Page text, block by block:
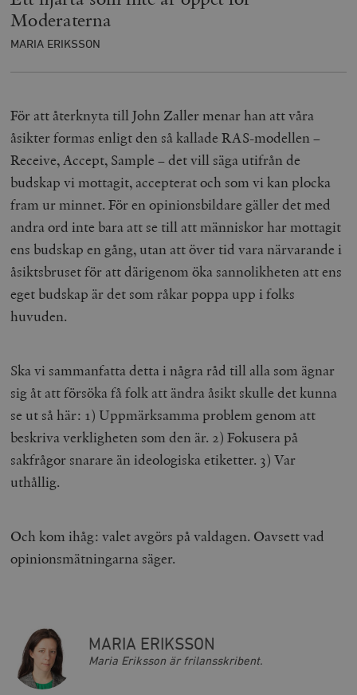
Moderaterna
MARIA ERIKSSON
För att återknyta till John Zaller menar han att våra
åsikter formas enligt den så kallade RAS-modellen –
Receive, Accept, Sample – det vill säga utifrån de
budskap vi mottagit, accepterat och som vi kan plocka
fram ur minnet. För en opinionsbildare gäller det med
andra ord inte bara att se till att människor har mottagit
ens budskap en gång, utan att över tid vara närvarande i
åsiktsbruset för att därigenom öka sannolikheten att ens
eget budskap är det som råkar poppa upp i folks
huvuden.
Ska vi sammanfatta detta i några råd till alla som ägnar
sig åt att försöka få folk att ändra åsikt skulle det kunna
se ut så här: 1) Uppmärksamma problem genom att
beskriva verkligheten som den är. 2) Fokusera på
sakfrågor snarare än ideologiska etiketter. 3) Var
uthållig.
Och kom ihåg: valet avgörs på valdagen. Oavsett vad
opinionsmätningarna säger.
MARIA ERIKSSON
Maria Eriksson är frilansskribent.